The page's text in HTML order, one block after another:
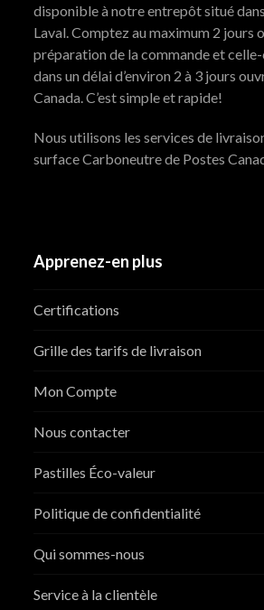
disponible à notre entrepôt situé
Laval. Comptez au maximum 2 jours
préparation de la commande et
dans un délai d’environ 2 à 3 jours
Canada. C’est simple et rapide!
Nous utilisons les services de
surface Carboneutre de Postes
Apprenez-en plus
Certifications
Grille des tarifs de livraison
Mon Compte
Nous contacter
Pastilles Éco-valeur
Politique de confidentialité
Qui sommes-nous
Service à la clientèle